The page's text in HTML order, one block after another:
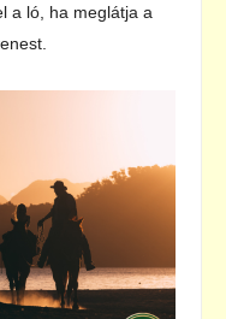
a ló, ha meglátja a